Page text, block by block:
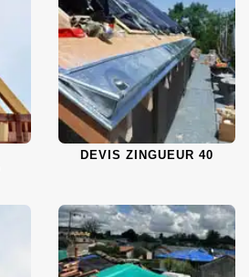
DEVIS ZINGUEUR 40